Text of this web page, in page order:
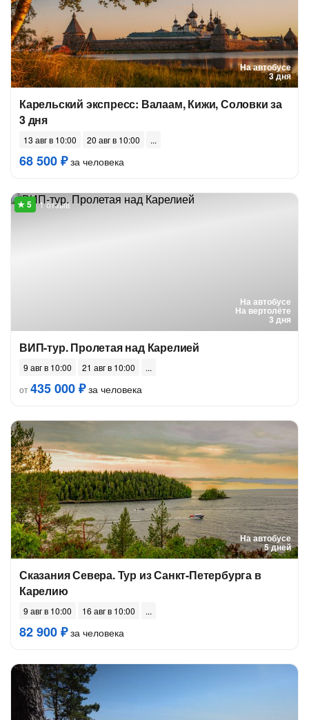
На автобусе
3 дня
Карельский экспресс: Валаам, Кижи, Соловки за
3 дня
13 авг в 10:00 20 авг в 10:00
68 500 ₽за человека
На автобусе
На вертолёте
3 дня
1 отзыв
ВИП-тур. Пролетая над Карелией
9 авг в 10:00
21 авг в 10:00
от435 000 ₽за человека
На автобусе
5 дней
Сказания Севера. Тур из Санкт-Петербурга в
Карелию
9 авг в 10:00 16 авг в 10:00
82 900 ₽за человека